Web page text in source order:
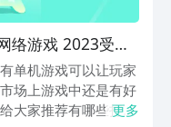
络游戏 2023受欢
单机游戏可以让玩家
场上游戏中还是有好
大家推荐有哪些打怪
更多